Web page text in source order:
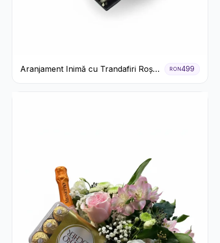
Aranjament Inimă cu Trandafiri Roșii
și Floarea Miresei
RON499